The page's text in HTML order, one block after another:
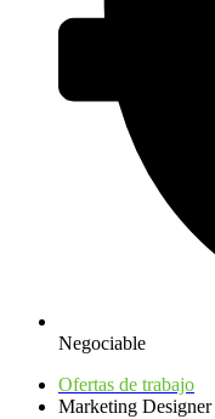
Negociable
Ofertas de trabajo
Marketing Designer